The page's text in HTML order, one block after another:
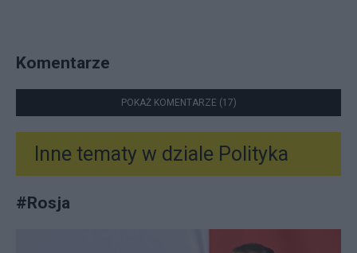
Komentarze
POKAŻ KOMENTARZE (17)
Inne tematy w dziale Polityka
#Rosja